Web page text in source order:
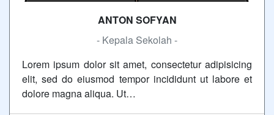
ANTON SOFYAN
- Kepala Sekolah -
Lorem ipsum dolor sit amet, consectetur adipisicing
elit, sed do eiusmod tempor incididunt ut labore et
dolore magna aliqua. Ut…